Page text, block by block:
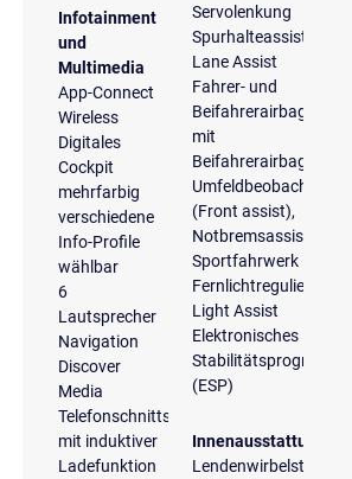
Infotainment
und
Multimedia
App-Connect
Wireless
Digitales
Cockpit
mehrfarbig
verschiedene
Info-Profile
wählbar
6
Lautsprecher
Navigation
Discover
Media
Telefonschnittstelle
mit induktiver
Ladefunktion
Servolenkung
Spurhalteassistent
Lane Assist
Fahrer- und
Beifahrerairbag
mit
(Front assist),
Notbremsassistent
Sportfahrwerk
Fernlichtregulierung
Light Assist
Elektronisches
Stabilitätsprogramm
(ESP)
Innenausstattung
Lendenwirbelstütze,